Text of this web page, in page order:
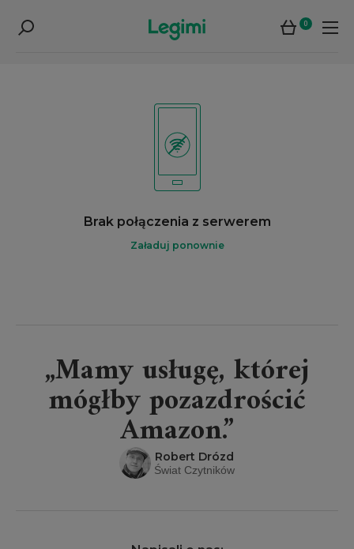
0
Brak połączenia z serwerem
Załaduj ponownie
„Mamy usługę, której
mógłby pozazdrościć
Amazon.”
Robert Drózd
Świat Czytników